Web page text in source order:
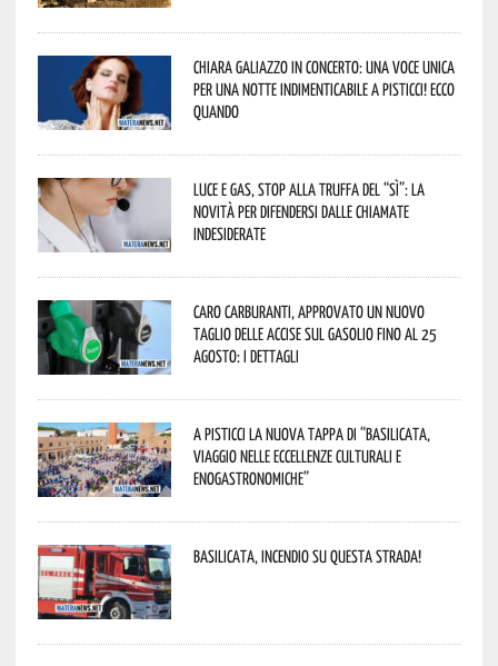
Chiara Galiazzo in concerto: una voce unica
per una notte indimenticabile a Pisticci! Ecco
quando
Luce e gas, stop alla truffa del “Sì”: la
novità per difendersi dalle chiamate
indesiderate
Caro carburanti, approvato un nuovo
taglio delle accise sul gasolio fino al 25
agosto: i dettagli
A Pisticci la nuova tappa di “Basilicata,
viaggio nelle eccellenze culturali e
enogastronomiche”
Basilicata, incendio su questa strada!